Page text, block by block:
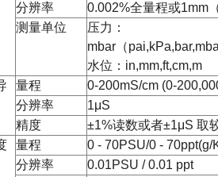
分辨率 0.002%全量程或1mm
测量单位
压力：
mbar（
水位：in,mm,ft,cm,m
量程 0-200mS/cm (0-
分辨率
1μS
精度
±1%读数或者±1μS 取
量程 0 - 70PSU/0 - 70ppt(g/
分辨率
0.01PSU / 0.01 ppt